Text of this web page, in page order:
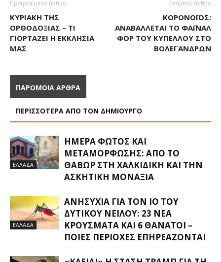
Προηγούμενο άρθρο
ΚΥΡΙΑΚΉ ΤΗΣ
ΟΡΘΟΔΟΞΊΑΣ – ΤΙ
ΓΙΟΡΤΆΖΕΙ Η ΕΚΚΛΗΣΊΑ
ΜΑΣ
Επόμενο άρθρο
ΚΟΡΟΝΟΪΌΣ:
ΑΝΑΒΆΛΛΕΤΑΙ ΤΟ ΦΆΙΝΑΛ
ΦΟΡ ΤΟΥ ΚΥΠΈΛΛΟΥ ΣΤΟ
ΒΌΛΕΪ ΑΝΔΡΏΝ
ΠΑΡΟΜΟΙΑ ΑΡΘΡΑ
ΠΕΡΙΣΣΟΤΕΡΑ ΑΠΟ ΤΟΝ ΔΗΜΙΟΥΡΓΟ
ΕΛΛΑΔΑ
ΗΜΈΡΑ ΦΩΤΌΣ ΚΑΙ
ΜΕΤΑΜΌΡΦΩΣΗΣ: ΑΠΌ ΤΟ
ΘΑΒΏΡ ΣΤΗ ΧΑΛΚΙΔΙΚΉ ΚΑΙ ΤΗΝ
ΑΣΚΗΤΙΚΉ ΜΟΝΑΞΙΆ
ΕΛΛΑΔΑ
ΑΝΗΣΥΧΊΑ ΓΙΑ ΤΟΝ ΙΌ ΤΟΥ
ΔΥΤΙΚΟΎ ΝΕΊΛΟΥ: 23 ΝΈΑ
ΚΡΟΎΣΜΑΤΑ ΚΑΙ 6 ΘΆΝΑΤΟΙ –
ΠΟΙΕΣ ΠΕΡΙΟΧΈΣ ΕΠΗΡΕΆΖΟΝΤΑΙ